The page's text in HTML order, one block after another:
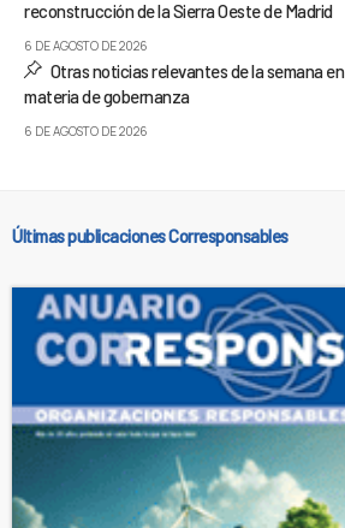
reconstrucción de la Sierra Oeste de Madrid
6 DE AGOSTO DE 2026
Otras noticias relevantes de la semana en
materia de gobernanza
6 DE AGOSTO DE 2026
Últimas publicaciones Corresponsables